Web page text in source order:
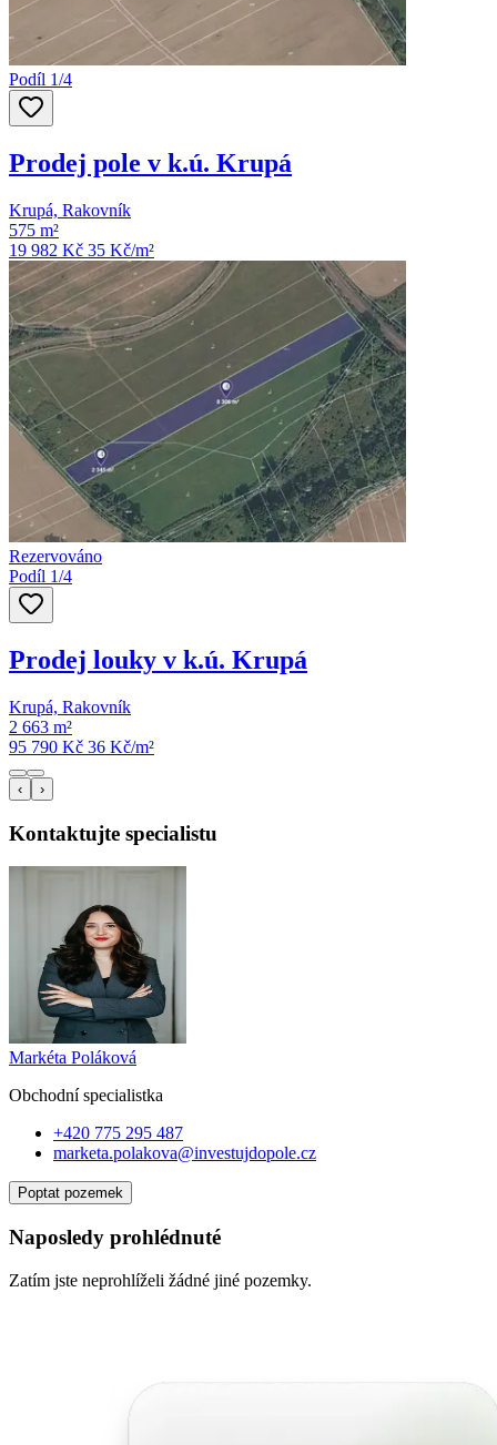
Podíl 1/4
Prodej pole v k.ú. Krupá
Krupá, Rakovník
575 m²
19 982 Kč 35 Kč/m²
Rezervováno
Podíl 1/4
Prodej louky v k.ú. Krupá
Krupá, Rakovník
2 663 m²
95 790 Kč 36 Kč/m²
‹ ›
Kontaktujte specialistu
Markéta Poláková
Obchodní specialistka
+420 775 295 487
marketa.polakova@investujdopole.cz
Poptat pozemek
Naposledy prohlédnuté
Zatím jste neprohlíželi žádné jiné pozemky.